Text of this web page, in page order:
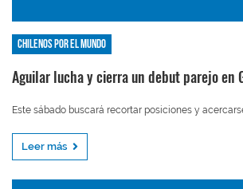
Chilenos por el mundo
Aguilar lucha y cierra un debut parejo en
Este sábado buscará recortar posiciones y
Leer más